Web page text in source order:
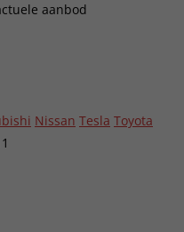
aanbod
Nissan Tesla Toyota